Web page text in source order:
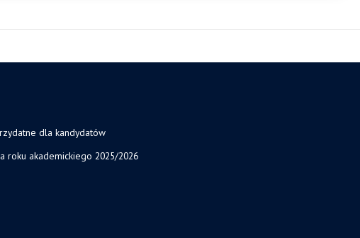
dla kandydatów
roku akademickiego 2025/2026